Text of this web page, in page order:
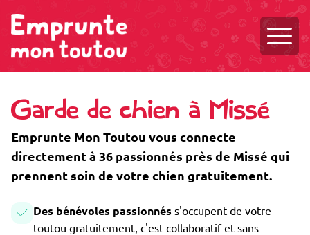
Garde de chien à Missé
Emprunte Mon Toutou vous connecte
directement à 36 passionnés près de Missé qui
prennent soin de votre chien gratuitement.
Des bénévoles passionnés s'occupent de votre
toutou gratuitement, c'est collaboratif et sans